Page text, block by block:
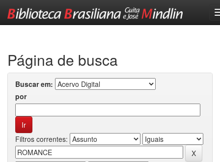
Página de busca
Buscar em:
por
Filtros correntes: